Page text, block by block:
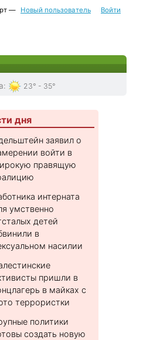
— Новый пользователь Войти
: 23° - 35°
дня
заявил о
войти в
правящую
интерната
умственно
детей
в
насилии
пришли в
в майках с
террористки
политики
создать новую